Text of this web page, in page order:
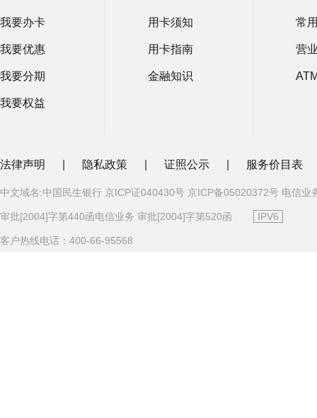
我要办卡
我要优惠
我要分期
我要权益
用卡须知
用卡指南
金融知识
常
营
法律声明 隐私政策 证照公示 服务价目表
中文域名:中国民生银行 京ICP证040430号 京ICP备05020372号 电信业
审批[2004]字第440函电信业务 审批[2004]字第520函 IPV6
客户热线电话：400-66-95568